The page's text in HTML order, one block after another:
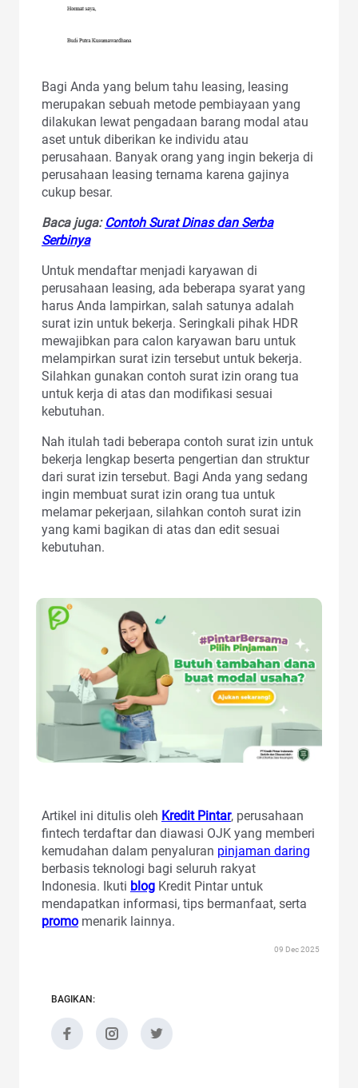
Bagi Anda yang belum tahu leasing, leasing
merupakan sebuah metode pembiayaan yang
dilakukan lewat pengadaan barang modal atau
aset untuk diberikan ke individu atau
perusahaan. Banyak orang yang ingin bekerja di
perusahaan leasing ternama karena gajinya
cukup besar.
Baca juga: Contoh Surat Dinas dan Serba
Serbinya
Untuk mendaftar menjadi karyawan di
perusahaan leasing, ada beberapa syarat yang
harus Anda lampirkan, salah satunya adalah
surat izin untuk bekerja. Seringkali pihak HDR
mewajibkan para calon karyawan baru untuk
melampirkan surat izin tersebut untuk bekerja.
Silahkan gunakan contoh surat izin orang tua
untuk kerja di atas dan modifikasi sesuai
kebutuhan.
Nah itulah tadi beberapa contoh surat izin untuk
bekerja lengkap beserta pengertian dan struktur
dari surat izin tersebut. Bagi Anda yang sedang
ingin membuat surat izin orang tua untuk
melamar pekerjaan, silahkan contoh surat izin
yang kami bagikan di atas dan edit sesuai
kebutuhan.
Artikel ini ditulis oleh Kredit Pintar, perusahaan
fintech terdaftar dan diawasi OJK yang memberi
kemudahan dalam penyaluran pinjaman daring
berbasis teknologi bagi seluruh rakyat
Indonesia. Ikuti blog Kredit Pintar untuk
mendapatkan informasi, tips bermanfaat, serta
promo menarik lainnya.
09 Dec 2025
BAGIKAN: